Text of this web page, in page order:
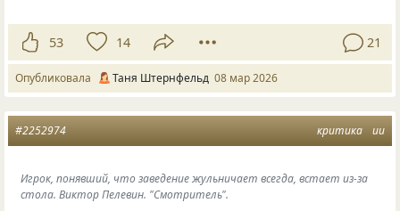
53 14 21
Опубликовала Таня Штернфельд 08 мар 2026
критика ии
#2252974
Игрок, понявший, что заведение жульничает всегда, встает из-за
стола. Виктор Пелевин. "Смотритель".